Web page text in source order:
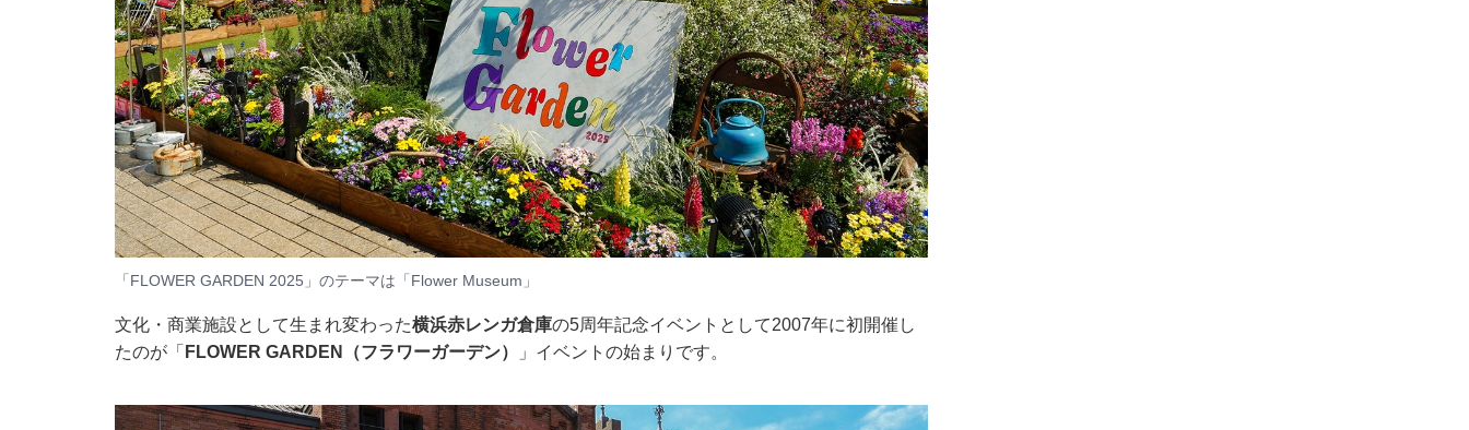
「FLOWER GARDEN 2025」のテーマは「Flower Museum」
文化・商業施設として生まれ変わった横浜赤レンガ倉庫の5周年記念イベントとして2007年に初開催し
たのが「 FLOWER GARDEN（フラワーガーデン） 」イベントの始まりです。